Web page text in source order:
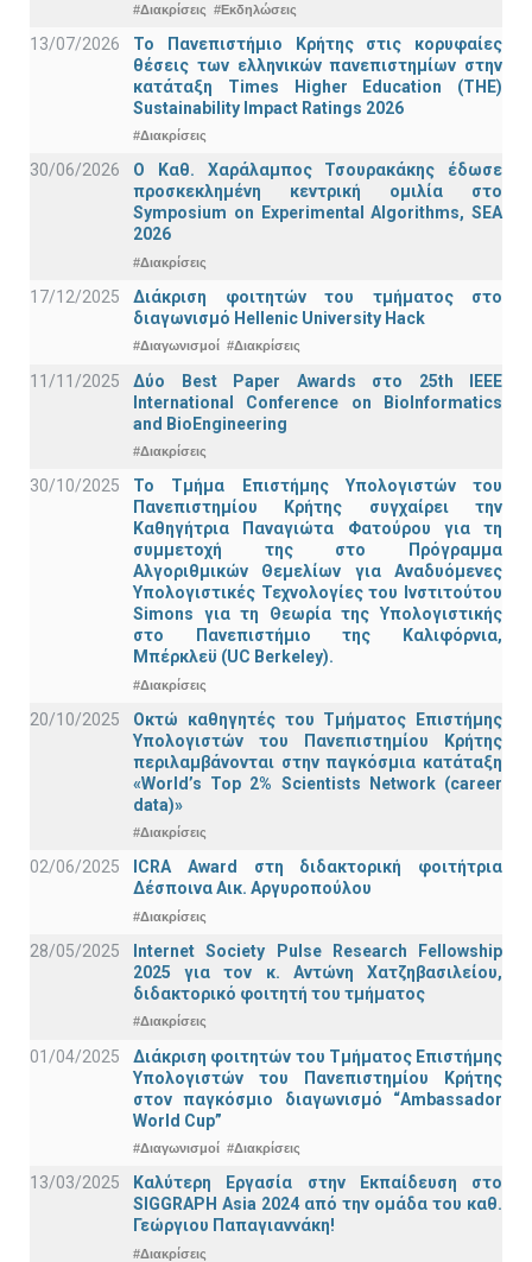
#Διακρίσεις #Εκδηλώσεις
13/07/2026
Το Πανεπιστήμιο Κρήτης στις κορυφαίες
θέσεις των ελληνικών πανεπιστημίων στην
κατάταξη Times Higher Education (ΤΗΕ)
Sustainability Impact Ratings 2026
#Διακρίσεις
30/06/2026
Ο Καθ. Χαράλαμπος Τσουρακάκης έδωσε
προσκεκλημένη κεντρική ομιλία στο
Symposium on Experimental Algorithms, SEA
2026
#Διακρίσεις
17/12/2025
Διάκριση φοιτητών του τμήματος στο
διαγωνισμό Hellenic University Hack
#Διαγωνισμοί #Διακρίσεις
11/11/2025
Δύο Best Paper Awards στο 25th IEEE
International Conference on BioInformatics
and BioEngineering
#Διακρίσεις
30/10/2025
Το Τμήμα Επιστήμης Υπολογιστών του
Πανεπιστημίου Κρήτης συγχαίρει την
Καθηγήτρια Παναγιώτα Φατούρου για τη
συμμετοχή της στο Πρόγραμμα
Αλγοριθμικών Θεμελίων για Αναδυόμενες
Υπολογιστικές Τεχνολογίες του Ινστιτούτου
Simons για τη Θεωρία της Υπολογιστικής
στο Πανεπιστήμιο της Καλιφόρνια,
Μπέρκλεϋ (UC Berkeley).
#Διακρίσεις
20/10/2025
Οκτώ καθηγητές του Τμήματος Επιστήμης
Υπολογιστών του Πανεπιστημίου Κρήτης
περιλαμβάνονται στην παγκόσμια κατάταξη
«World’s Top 2% Scientists Network (career
data)»
#Διακρίσεις
02/06/2025
ICRA Award στη διδακτορική φοιτήτρια
Δέσποινα Αικ. Αργυροπούλου
#Διακρίσεις
28/05/2025
Internet Society Pulse Research Fellowship
2025 για τον κ. Αντώνη Χατζηβασιλείου,
διδακτορικό φοιτητή του τμήματος
#Διακρίσεις
01/04/2025
Διάκριση φοιτητών του Τμήματος Επιστήμης
Υπολογιστών του Πανεπιστημίου Κρήτης
στον παγκόσμιο διαγωνισμό “Ambassador
World Cup”
#Διαγωνισμοί #Διακρίσεις
13/03/2025
Καλύτερη Εργασία στην Εκπαίδευση στο
SIGGRAPH Asia 2024 από την ομάδα του καθ.
Γεώργιου Παπαγιαννάκη!
#Διακρίσεις